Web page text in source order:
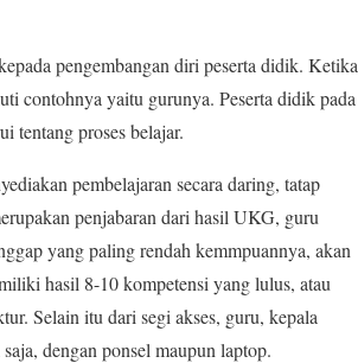
pengembangan diri peserta didik. Ketika
contohnya yaitu gurunya. Peserta didik pada
tentang proses belajar.
pembelajaran secara daring, tatap
penjabaran dari hasil UKG, guru
yang paling rendah kemmpuannya, akan
hasil 8-10 kompetensi yang lulus, atau
Selain itu dari segi akses, guru, kepala
dengan ponsel maupun laptop.